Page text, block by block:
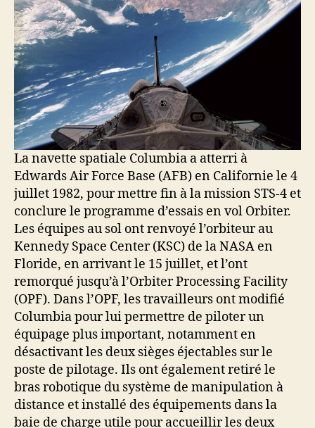
La navette spatiale Columbia a atterri à
Edwards Air Force Base (AFB) en Californie le 4
juillet 1982, pour mettre fin à la mission STS-4 et
conclure le programme d’essais en vol Orbiter.
Les équipes au sol ont renvoyé l’orbiteur au
Kennedy Space Center (KSC) de la NASA en
Floride, en arrivant le 15 juillet, et l’ont
remorqué jusqu’à l’Orbiter Processing Facility
(OPF). Dans l’OPF, les travailleurs ont modifié
Columbia pour lui permettre de piloter un
équipage plus important, notamment en
désactivant les deux sièges éjectables sur le
poste de pilotage. Ils ont également retiré le
bras robotique du système de manipulation à
distance et installé des équipements dans la
baie de charge utile pour accueillir les deux